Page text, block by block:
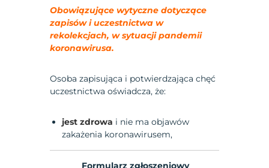
Obowiązujące wytyczne dotyczące
zapisów i uczestnictwa w
rekolekcjach, w sytuacji pandemii
koronawirusa.
Osoba zapisująca i potwierdzająca chęć
uczestnictwa oświadcza, że:
jest zdrowa i nie ma objawów
zakażenia koronawirusem,
Formularz zgłoszeniowy